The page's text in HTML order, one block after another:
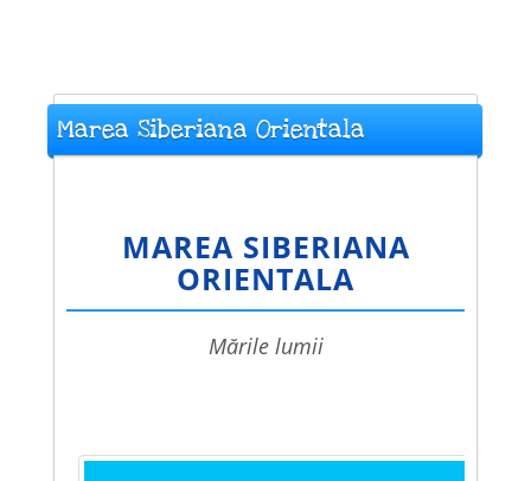
Marea Siberiana Orientala
MAREA SIBERIANA
ORIENTALA
mările lumii